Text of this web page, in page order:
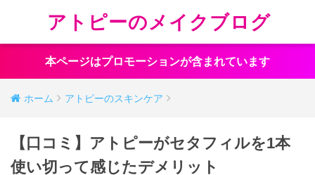
アトピーのメイクブログ
本ページはプロモーションが含まれています
ホーム アトピーのスキンケア
【口コミ】アトピーがセタフィルを1本
使い切って感じたデメリット